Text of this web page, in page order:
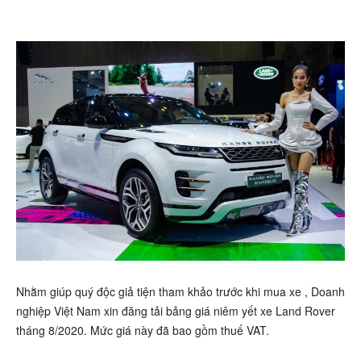
Nhằm giúp quý độc giả tiện tham khảo trước khi mua xe , Doanh
nghiệp Việt Nam xin đăng tải bảng giá niêm yết xe Land Rover
tháng 8/2020. Mức giá này đã bao gồm thuế VAT.